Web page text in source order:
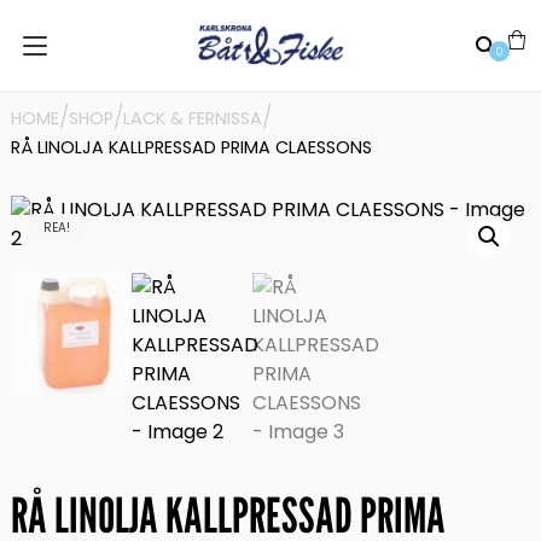
0
HOME/SHOP/LACK & FERNISSA/
RÅ LINOLJA KALLPRESSAD PRIMA CLAESSONS
REA!
RÅ LINOLJA KALLPRESSAD PRIMA